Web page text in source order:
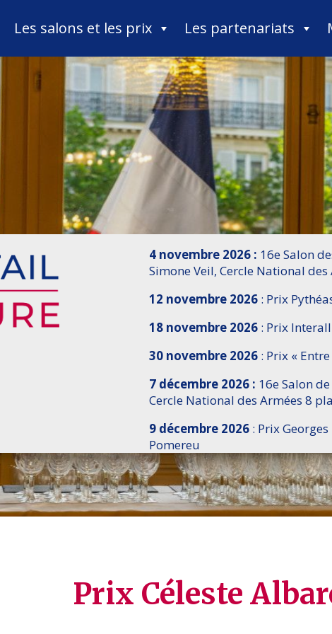
Les salons et les prix Les partenariats
4 novembre 2026 : 16e Salon
Simone Veil, Cercle National
12 novembre 2026: Prix
18 novembre 2026: Prix
30 novembre 2026: Prix « Entre
7 décembre 2026 : 16e Salon
Cercle National des Armées 8
9 décembre 2026: Prix Georges
Pomereu
Prix Céleste